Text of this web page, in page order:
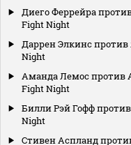
Диего Феррейра
Fight Night
Даррен Элкинс против
Night
Аманда Лемос против
Fight Night
Билли Рэй Гофф
Night
Стивен Аспланд